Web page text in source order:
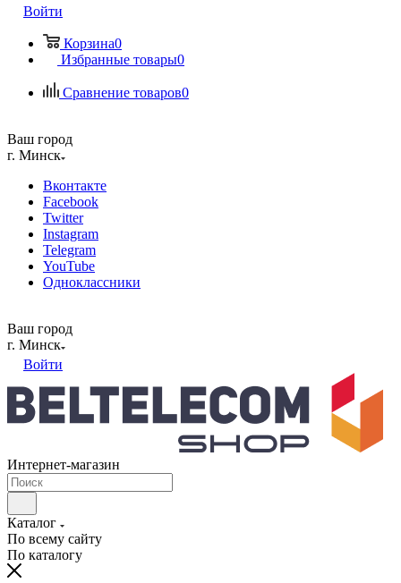
Войти
Корзина0
Избранные товары0
Сравнение товаров0
Ваш город
г. Минск
Вконтакте
Facebook
Twitter
Instagram
Telegram
YouTube
Одноклассники
Ваш город
г. Минск
Войти
Интернет-магазин
Каталог
По всему сайту
По каталогу